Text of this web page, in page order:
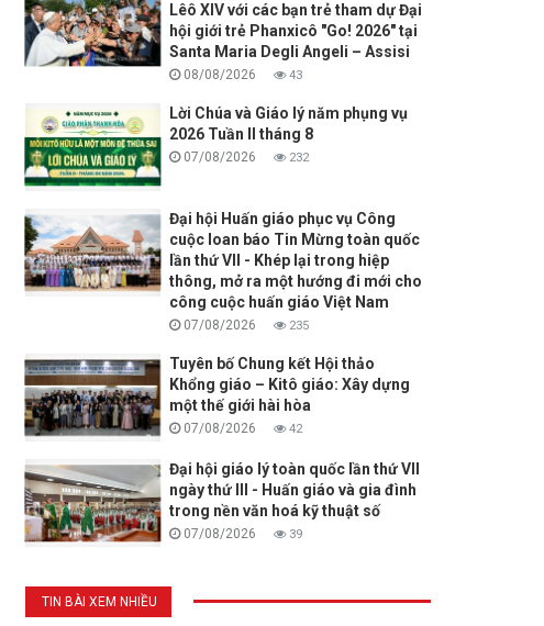
Lêô XIV với các bạn trẻ tham dự Đại
hội giới trẻ Phanxicô "Go! 2026" tại
Santa Maria Degli Angeli – Assisi
08/08/2026 43
Lời Chúa và Giáo lý năm phụng vụ
2026 Tuần II tháng 8
07/08/2026 232
Đại hội Huấn giáo phục vụ Công
cuộc loan báo Tin Mừng toàn quốc
lần thứ VII - Khép lại trong hiệp
thông, mở ra một hướng đi mới cho
công cuộc huấn giáo Việt Nam
07/08/2026 235
Tuyên bố Chung kết Hội thảo
Khổng giáo – Kitô giáo: Xây dựng
một thế giới hài hòa
07/08/2026 42
Đại hội giáo lý toàn quốc lần thứ VII
ngày thứ III - Huấn giáo và gia đình
trong nền văn hoá kỹ thuật số
07/08/2026 39
TIN BÀI XEM NHIỀU